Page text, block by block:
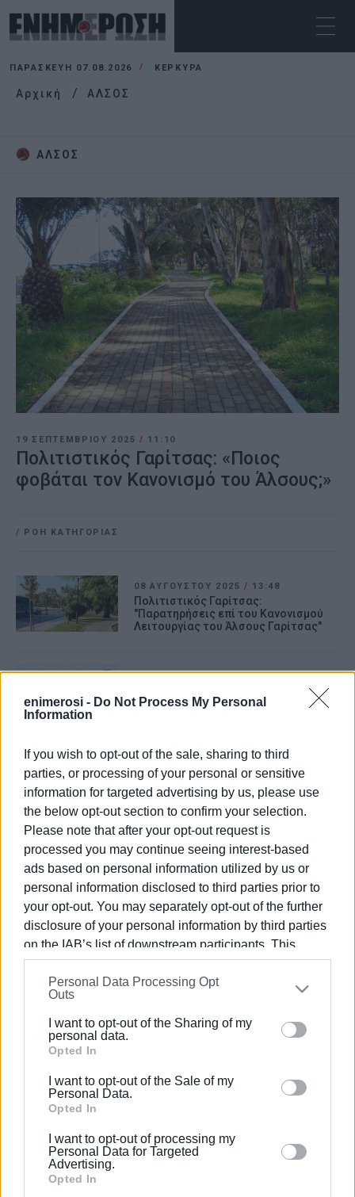
enimerosi - Do Not Process My Personal
Information
If you wish to opt-out of the sale, sharing to third
parties, or processing of your personal or sensitive
information for targeted advertising by us, please use
the below opt-out section to confirm your selection.
Please note that after your opt-out request is
processed you may continue seeing interest-based
ads based on personal information utilized by us or
personal information disclosed to third parties prior to
your opt-out. You may separately opt-out of the further
disclosure of your personal information by third parties
on the IAB’s list of downstream participants. This
information may also be disclosed by us to third parties
on theIAB’s List of Downstream Participants
that may
further disclose it to other third parties.
Please note that this website/app uses one or more
Google services and may gather and store information
behaviour. You may click to grant or deny consent to
Google and its third-party tags to use your data for
section.
Personal Data Processing Opt
Outs
I want to opt-out of the Sharing of my
personal data.
Opted In
I want to opt-out of the Sale of my
Personal Data.
Opted In
I want to opt-out of processing my
Personal Data for Targeted
Advertising.
Opted In
ΠΑΡΑΣΚΕΥΉ 07.08.2026 ΚΕΡΚΥΡΑ
Αρχική ΑΛΣΟΣ
ΑΛΣΟΣ
19 ΣΕΠΤΕΜΒΡΊΟΥ 2025 / 11:10
Πολιτιστικός Γαρίτσας: «Ποιος
φοβάται τον Κανονισμό του Άλσους;»
/ ΡΟΗ ΚΑΤΗΓΟΡΙΑΣ
08 ΑΥΓΟΎΣΤΟΥ 2025 / 13:48
Πολιτιστικός Γαρίτσας:
"Παρατηρήσεις επί του Κανονισμού
Λειτουργίας του Άλσους Γαρίτσας"
24 ΙΟΥΛΊΟΥ 2025/10:17
Συλλόγου Γαρίτσας για την Τοπική
18 ΙΟΥΛΊΟΥ 2025 10:40
Πολιτιστικός Γαρίτσας: «Ο Δήμαρχος
δεν μπορεί να παριστάνει τον
παρατηρητή – Έχει την απόλυτη
ευθύνη»
17 ΙΟΥΛΊΟΥ 2025 /16:15
Αμερικανοί μαθητές εθελοντές
καθάρισαν το Άλσος της Γαρίτσας
14 ΙΟΥΛΊΟΥ 2025/13:42
Μπιάγκης: «Βιώσιμη λύση για το
και καταστηματάρχες»
Εργασίες συντήρησης Πρασίνου και
δικτύου αυτόματου ποτίσματος